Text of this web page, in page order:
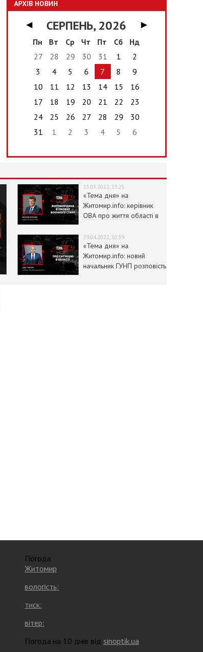
АРХІВ НОВИН
◀ СЕРПЕНЬ, 2026
▶
Пн
Вт Ср Чт Пт Сб
Нд
27
28 29 30 31 1
2
3
4 5 6 7 8
9
10
11 12 13 14 15
16
17
18 19 20 21 22
23
24
25 26 27 28 29
30
31
1 2 3 4 5 6
13.05.2022, 13:25
«Тема дня» на
Житомир.info: керівник
ОВА про життя області в
29.04.2022, 10:59
«Тема дня» на
Житомир.info: новий
начальник ГУНП розповість
Погода
Житомир
вологість:
тиск:
вітер:
Погода на 10 днів від sinoptik.ua